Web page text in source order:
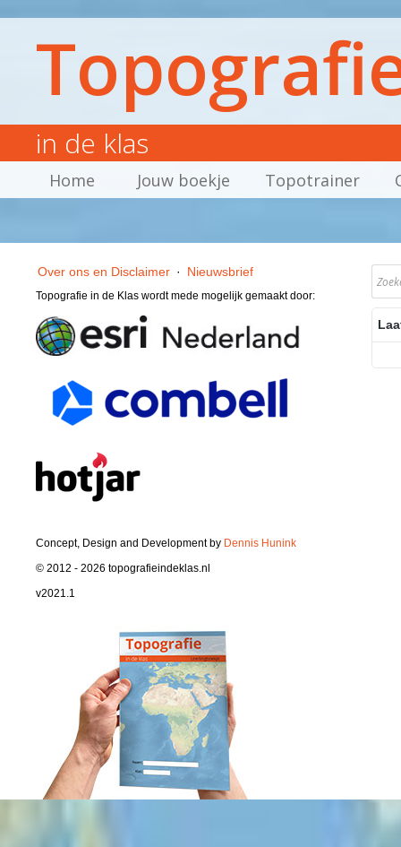
in de klas
Home Jouw boekje Topotrainer
Over ons en Disclaimer · Nieuwsbrief
Topografie in de Klas wordt mede mogelijk gemaakt door:
Concept, Design and Development by Dennis Hunink
© 2012 - 2026 topografieindeklas.nl
v2021.1